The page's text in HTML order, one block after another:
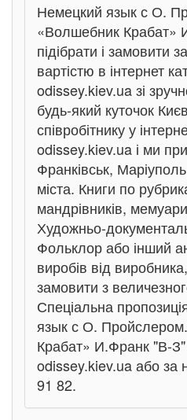
Немецкий язык с О.
«Волшебник Крабат»
підібрати і замовити
вартістю в інтернет
odissey.kiev.ua зі
будь-який куточок
співробітнику у
odissey.kiev.ua і ми
Франківськ,
міста. Книги по
мандрівників,
Художньо-
Фольклор або інший
виробів від
замовити з
Спеціальна
язык с О.
Крабат» И.Франк "В-З"
odissey.kiev.ua або за
91 82.